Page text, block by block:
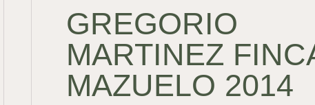
GREGORIO
MARTINEZ
MAZUELO 2014